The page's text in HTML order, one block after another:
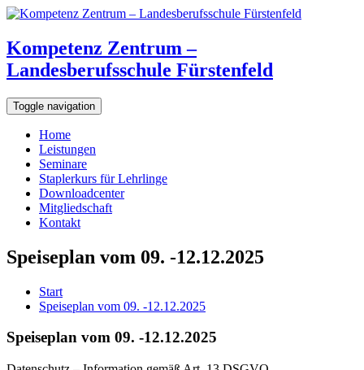
Kompetenz Zentrum –
Landesberufsschule Fürstenfeld
Toggle navigation
Home
Leistungen
Seminare
Staplerkurs für Lehrlinge
Downloadcenter
Mitgliedschaft
Kontakt
Speiseplan vom 09. -12.12.2025
Start
Speiseplan vom 09. -12.12.2025
Speiseplan vom 09. -12.12.2025